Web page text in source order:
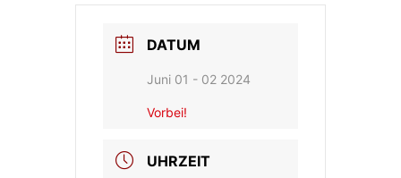
DATUM
Juni 01 - 02 2024
Vorbei!
UHRZEIT